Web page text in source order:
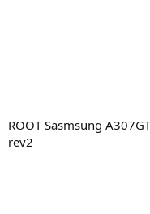
ROOT Sasmsung
rev2